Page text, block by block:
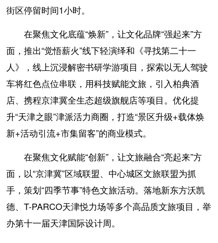
街区停留时间1小时。
在聚焦文化底蕴“焕新”，让文化品牌“强起来”方
面，推出“觉悟薪火”线下轻演绎和《寻找第二十一
人》，线上沉浸解密书研学游项目，探索以无人驾驶
车将红色点位串联，用科技赋能文旅，引入柏典酒
店、携程京津冀全生态超级旗舰店等项目。优化提
升“天津之眼”津派活力商圈，打造“景区升级+载体焕
新+活动引流+市集留客”的商业模式。
在聚焦文化赋能“创新”，让文旅融合“亮起来”方
面，以“京津冀”区域联盟、中心城区文旅联盟为抓
手，策划“四季节事”特色文旅活动。落地新东方沃凯
德、T-PARCO天津悦力场等多个高品质文旅项目，举
办第十一届天津国际设计周。